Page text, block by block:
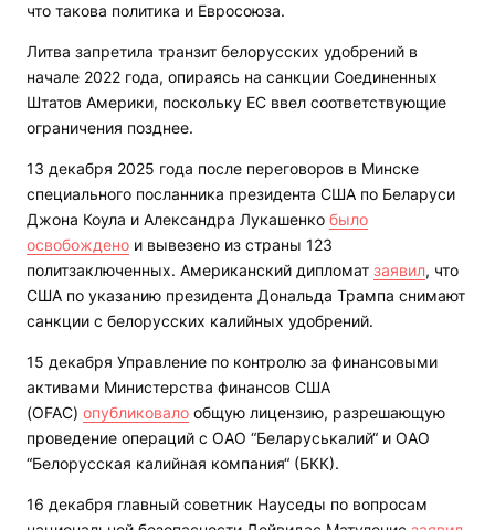
что такова политика и Евросоюза.
Литва запретила транзит белорусских удобрений в
начале 2022 года, опираясь на санкции Соединенных
Штатов Америки, поскольку ЕС ввел соответствующие
ограничения позднее.
13 декабря 2025 года после переговоров в Минске
специального посланника президента США по Беларуси
Джона Коула и Александра Лукашенко было
освобождено и вывезено из страны 123
политзаключенных. Американский дипломат заявил, что
США по указанию президента Дональда Трампа снимают
санкции с белорусских калийных удобрений.
15 декабря Управление по контролю за финансовыми
активами Министерства финансов США
(OFAC) опубликовало общую лицензию, разрешающую
проведение операций с ОАО “Беларуськалий“ и ОАО
“Белорусская калийная компания“ (БКК).
16 декабря главный советник Науседы по вопросам